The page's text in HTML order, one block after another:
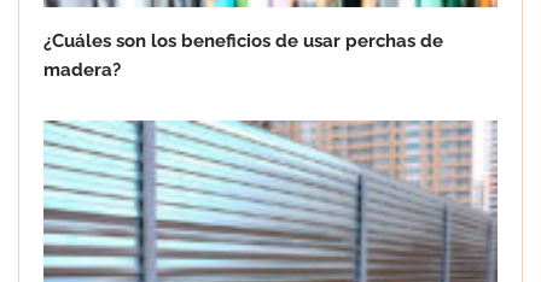
¿Cuáles son los beneficios de usar perchas de
madera?